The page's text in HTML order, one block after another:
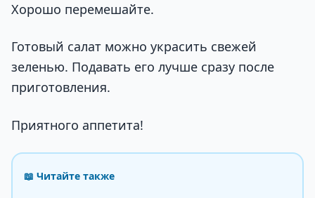
Хорошо перемешайте.
Готовый салат можно украсить свежей
зеленью. Подавать его лучше сразу после
приготовления.
Приятного аппетита!
📖 Читайте также